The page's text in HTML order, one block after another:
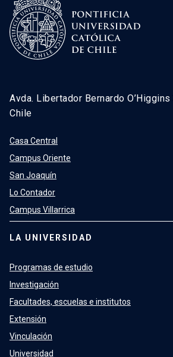
Avda. Libertador Bernardo
Chile
Casa Central
Campus Oriente
San Joaquín
Lo Contador
Campus Villarrica
LA UNIVERSIDAD
Programas de estudio
Investigación
Facultades, escuelas e institutos
Extensión
Vinculación
Universidad